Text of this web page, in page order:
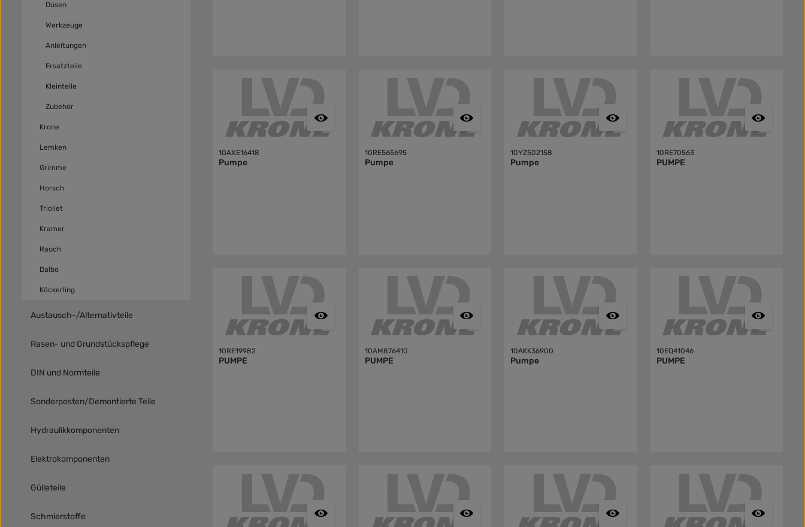
Düsen
Werkzeuge
Anleitungen
Ersatzteile
Kleinteile
Zubehör
Krone
Lemken
Grimme
Horsch
Trioliet
Kramer
Rauch
Dalbo
Köckerling
Austausch-/Alternativteile
Rasen- und Grundstückspflege
DIN und Normteile
Sonderposten/Demontierte Teile
Hydraulikkomponenten
Elektrokomponenten
Gülleteile
Schmierstoffe
10AXE16418
Pumpe
10RE565695
Pumpe
10YZ502158
Pumpe
10RE70563
PUMPE
10RE19982
PUMPE
10AM876410
PUMPE
10AKK36900
Pumpe
10EQ41046
PUMPE